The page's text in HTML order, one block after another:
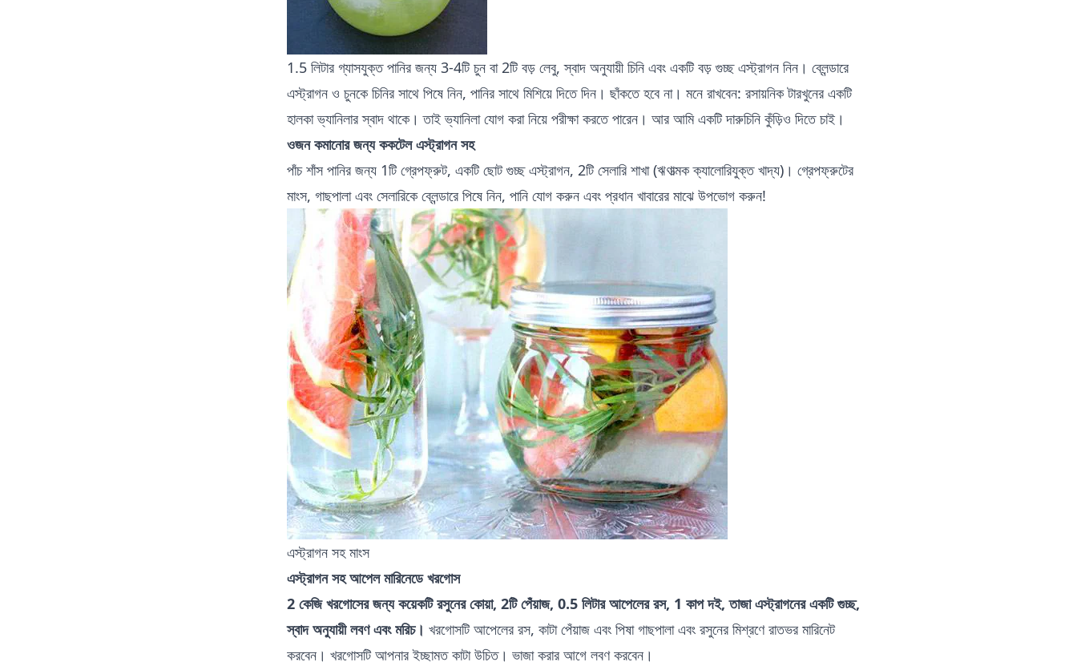
1.5 লিটার গ্যাসযুক্ত পানির জন্য 3-4টি চুন বা 2টি বড় লেবু, স্বাদ অনুযায়ী চিনি এবং একটি বড় গুচ্ছ এস্ট্রাগন নিন। ব্লেন্ডারে
এস্ট্রাগন ও চুনকে চিনির সাথে পিষে নিন, পানির সাথে মিশিয়ে দিতে দিন। ছাঁকতে হবে না। মনে রাখবেন: রসায়নিক টারখুনের একটি
হালকা ভ্যানিলার স্বাদ থাকে। তাই ভ্যানিলা যোগ করা নিয়ে পরীক্ষা করতে পারেন। আর আমি একটি দারুচিনি কুঁড়িও দিতে চাই।
ওজন কমানোর জন্য ককটেল এস্ট্রাগন সহ
পাঁচ শাঁস পানির জন্য 1টি গ্রেপফ্রুট, একটি ছোট গুচ্ছ এস্ট্রাগন, 2টি সেলারি শাখা (ঋণাত্মক ক্যালোরিযুক্ত খাদ্য)। গ্রেপফ্রুটের
মাংস, গাছপালা এবং সেলারিকে ব্লেন্ডারে পিষে নিন, পানি যোগ করুন এবং প্রধান খাবারের মাঝে উপভোগ করুন!
এস্ট্রাগন সহ মাংস
এস্ট্রাগন সহ আপেল মারিনেডে খরগোস
2 কেজি খরগোসের জন্য কয়েকটি রসুনের কোয়া, 2টি পেঁয়াজ, 0.5 লিটার আপেলের রস, 1 কাপ দই, তাজা এস্ট্রাগনের একটি গুচ্ছ,
স্বাদ অনুযায়ী লবণ এবং মরিচ। খরগোসটি আপেলের রস, কাটা পেঁয়াজ এবং পিষা গাছপালা এবং রসুনের মিশ্রণে রাতভর মারিনেট
করবেন। খরগোসটি আপনার ইচ্ছামত কাটা উচিত। ভাজা করার আগে লবণ করবেন।